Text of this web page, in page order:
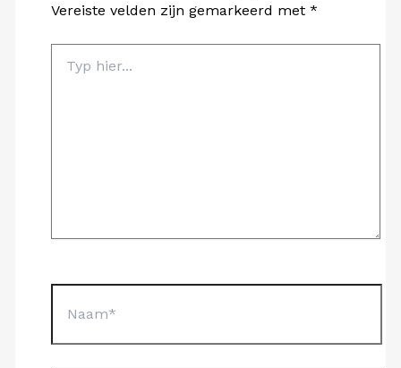
Vereiste velden zijn gemarkeerd met *
hier...